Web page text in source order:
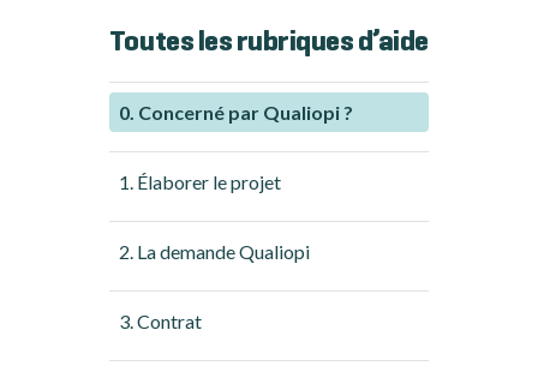
Toutes les rubriques d’aide
0. Concerné par Qualiopi ?
1. Élaborer le projet
2. La demande Qualiopi
3. Contrat